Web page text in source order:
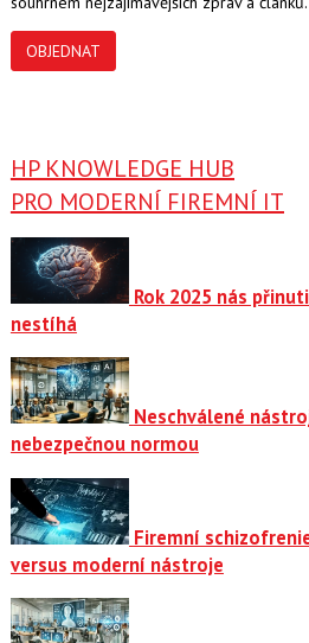
OBJEDNAT
HP KNOWLEDGE HUB
PRO MODERNÍ FIREMNÍ IT
Rok 2025 nás
nestíhá
Neschválené
nebezpečnou normou
Firemní
versus moderní nástroje